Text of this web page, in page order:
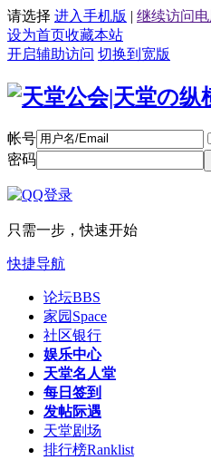
请选择 进入手机版 | 继续访问电
设为首页收藏本站
开启辅助访问 切换到宽版
帐号
密码
只需一步，快速开始
快捷导航
论坛BBS
家园 Space
社区银行
娱乐中心
天堂名人堂
每日签到
发帖际遇
天堂剧场
排行榜Ranklist